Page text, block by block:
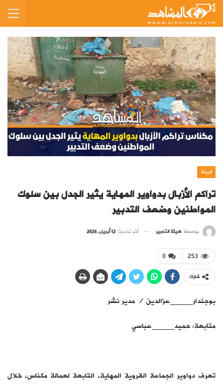
البيئة
تراكم الأزبال بدواوير المهاية يثير الجدل بين سلوك
المواطنين وضعف التدبير
بواسطة هيئة التحرير آخر تحديث 12 أبريل, 2026
0 253
شارك
بوجندار_____عزالدين / مدير نشر
متابعة: حميد_____عباسي
تعرف دواوير الجماعة القروية المهاية، التابعة لعمالة مكناس، خلال